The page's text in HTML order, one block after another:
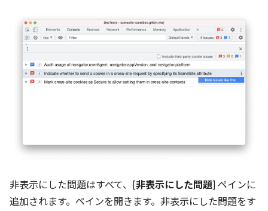
非表示にした問題はすべて、[非表示にした問題] ペインに
追加されます。ペインを開きます。非表示にした問題をす